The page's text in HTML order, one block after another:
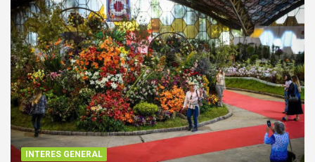
INTERES GENERAL